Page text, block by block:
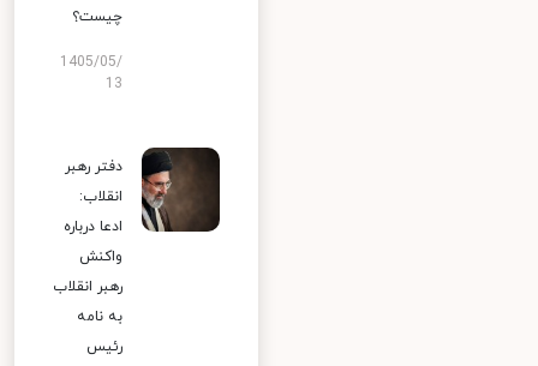
چیست؟
1405/05/
13
دفتر رهبر
انقلاب:
ادعا درباره
واکنش
رهبر انقلاب
به نامه
رئیس